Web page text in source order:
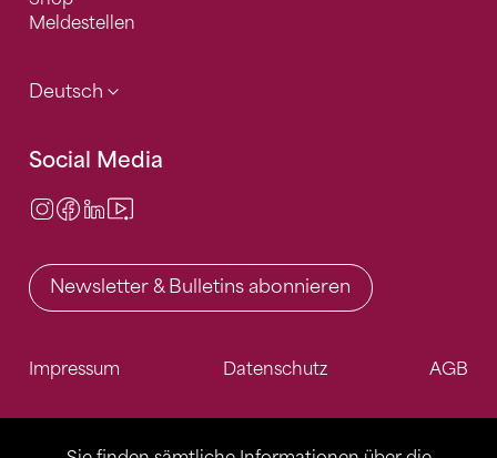
Meldestellen
Deutsch
Social Media
Instagram
Facebook
LinkedIn
Newsletter & Bulletins abonnieren
Impressum Datenschutz AGB